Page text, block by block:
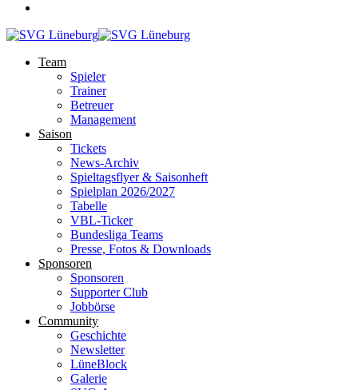
Team
Spieler
Trainer
Betreuer
Management
Saison
Tickets
News-Archiv
Spieltagsflyer & Saisonheft
Spielplan 2026/2027
Tabelle
VBL-Ticker
Bundesliga Teams
Presse, Fotos & Downloads
Sponsoren
Sponsoren
Supporter Club
Jobbörse
Community
Geschichte
Newsletter
LüneBlock
Galerie